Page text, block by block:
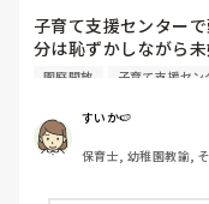
子育て支援センター
分は恥ずかしながら
自分でも書籍や思い
際に勤務された事の
事がありますか。
園庭開放 子育て支援セン
すいか🍉
保育士, 幼稚園教諭,